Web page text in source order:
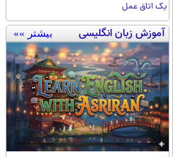
یک اتاق عمل
آموزش زبان انگلیسی بیشتر »»